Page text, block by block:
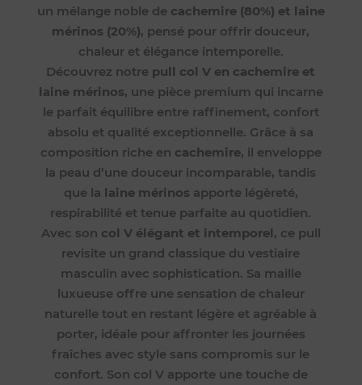
un mélange noble de cachemire (80%) et laine
mérinos (20%), pensé pour offrir douceur,
chaleur et élégance intemporelle.
Découvrez notre pull col V en cachemire et
laine mérinos, une pièce premium qui incarne
le parfait équilibre entre raffinement, confort
absolu et qualité exceptionnelle. Grâce à sa
composition riche en cachemire, il enveloppe
la peau d’une douceur incomparable, tandis
que la laine mérinos apporte légèreté,
respirabilité et tenue parfaite au quotidien.
Avec son col V élégant et intemporel, ce pull
revisite un grand classique du vestiaire
masculin avec sophistication. Sa maille
luxueuse offre une sensation de chaleur
naturelle tout en restant légère et agréable à
porter, idéale pour affronter les journées
fraîches avec style sans compromis sur le
confort. Son col V apporte une touche de